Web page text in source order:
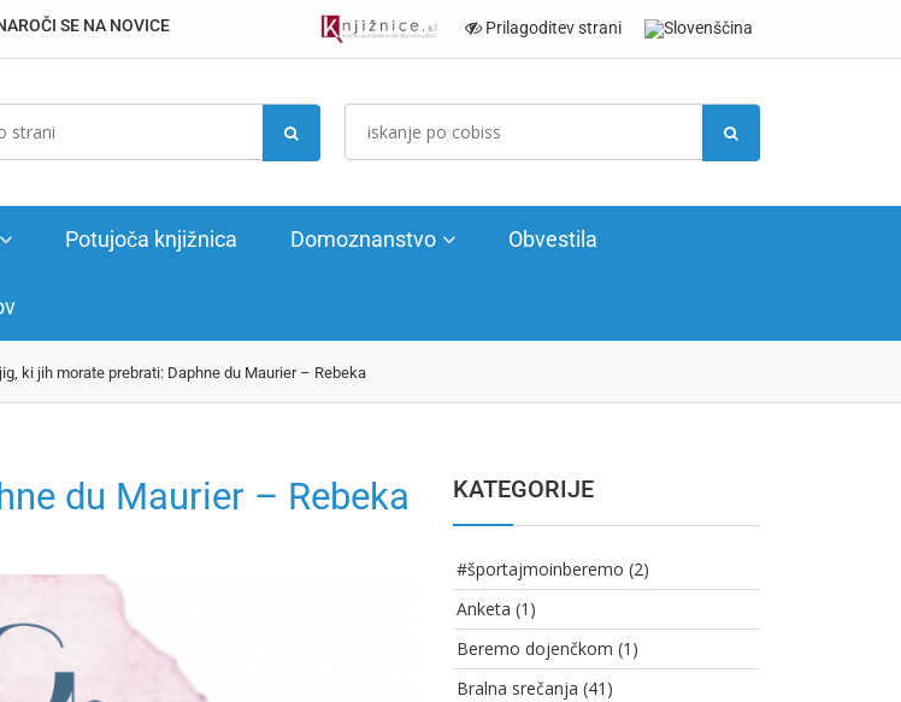
SE NA NOVICE Prilagoditev strani
Potujoča knjižnica Domoznanstvo Obvestila
ki jih morate prebrati: Daphne du Maurier – Rebeka
du Maurier – Rebeka KATEGORIJE
#športajmoinberemo (2)
Anketa (1)
Beremo dojenčkom (1)
Bralna srečanja (41)